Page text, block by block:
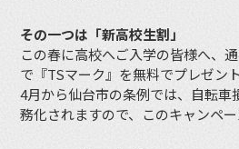
その一つは「新高校生割」
この春に高校へご入学の皆様へ、
で『TSマーク』を無料でプレゼン
4月から仙台市の条例では、自転車
務化されますので、このキャンペ